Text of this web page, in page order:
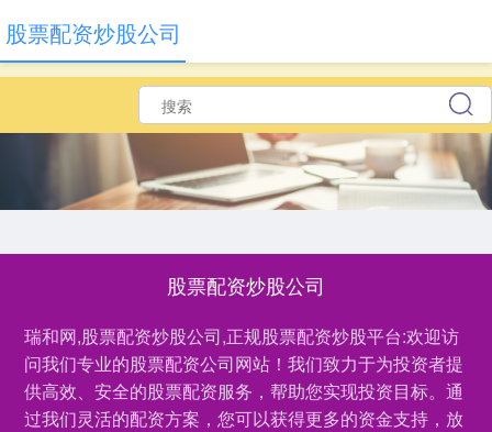
股票配资炒股公司
瑞和网,股票配资炒股公司,正规股票配资炒股平台:欢迎访
问我们专业的股票配资公司网站！我们致力于为投资者提
供高效、安全的股票配资服务，帮助您实现投资目标。通
过我们灵活的配资方案，您可以获得更多的资金支持，放
股票配资炒股公司